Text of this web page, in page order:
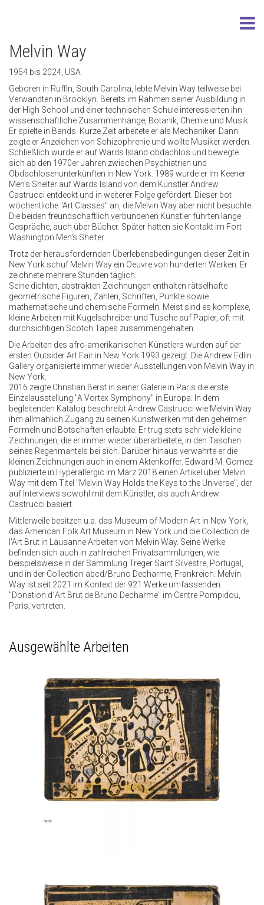
Melvin Way
1954 bis 2024, USA
Geboren in Ruffin, South Carolina, lebte Melvin Way teilweise bei
Verwandten in Brooklyn. Bereits im Rahmen seiner Ausbildung in
der High School und einer technischen Schule interessierten ihn
wissenschaftliche Zusammenhänge, Botanik, Chemie und Musik.
Er spielte in Bands. Kurze Zeit arbeitete er als Mechaniker. Dann
zeigte er Anzeichen von Schizophrenie und wollte Musiker werden.
Schließlich wurde er auf Wards Island obdachlos und bewegte
sich ab den 1970er Jahren zwischen Psychiatrien und
Obdachlosenunterkünften in New York. 1989 wurde er Im Keener
Men's Shelter auf Wards Island von dem Künstler Andrew
Castrucci entdeckt und in weiterer Folge gefördert. Dieser bot
wöchentliche "Art Classes" an, die Melvin Way aber nicht besuchte.
Die beiden freundschaftlich verbundenen Künstler führten lange
Gespräche, auch über Bücher. Später hatten sie Kontakt im Fort
Washington Men's Shelter.
Trotz der herausfordernden Überlebensbedingungen dieser Zeit in
New York schuf Melvin Way ein Oeuvre von hunderten Werken. Er
zeichnete mehrere Stunden täglich.
Seine dichten, abstrakten Zeichnungen enthalten rätselhafte
geometrische Figuren, Zahlen, Schriften, Punkte sowie
mathematische und chemische Formeln. Meist sind es komplexe,
kleine Arbeiten mit Kugelschreiber und Tusche auf Papier, oft mit
durchsichtigen Scotch Tapes zusammengehalten.
Die Arbeiten des afro-amerikanischen Künstlers wurden auf der
ersten Outsider Art Fair in New York 1993 gezeigt. Die Andrew Edlin
Gallery organisierte immer wieder Ausstellungen von Melvin Way in
New York.
2016 zeigte Christian Berst in seiner Galerie in Paris die erste
Einzelausstellung "A Vortex Symphony" in Europa. In dem
begleitenden Katalog beschreibt Andrew Castrucci wie Melvin Way
ihm allmählich Zugang zu seinen Kunstwerken mit den geheimen
Formeln und Botschaften erlaubte. Er trug stets sehr viele kleine
Zeichnungen, die er immer wieder überarbeitete, in den Taschen
seines Regenmantels bei sich. Darüber hinaus verwahrte er die
kleinen Zeichnungen auch in einem Aktenkoffer. Edward M. Gomez
publizierte in Hyperallergic im März 2018 einen Artikel über Melvin
Way mit dem Titel "Melvin Way Holds the Keys to the Universe", der
auf Interviews sowohl mit dem Künstler, als auch Andrew
Castrucci basiert.
Mittlerweile besitzen u.a. das Museum of Modern Art in New York,
das American Folk Art Museum in New York und die Collection de
l'Art Brut in Lausanne Arbeiten von Melvin Way. Seine Werke
befinden sich auch in zahlreichen Privatsammlungen, wie
beispielsweise in der Sammlung Treger Saint Silvestre, Portugal,
und in der Collection abcd/Bruno Decharme, Frankreich. Melvin
Way ist seit 2021 im Kontext der 921 Werke umfassenden
"Donation d´Art Brut de Bruno Decharme" im Centre Pompidou,
Paris, vertreten.
Ausgewählte Arbeiten